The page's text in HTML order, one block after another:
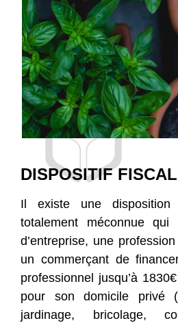
DISPOSITIF FISCAL
Il existe une
totalement méconnuequi
d’entreprise, une
un commerçant de
professionnel jusqu’à 1830€
pour son domicile privé
jardinage, bricolage,